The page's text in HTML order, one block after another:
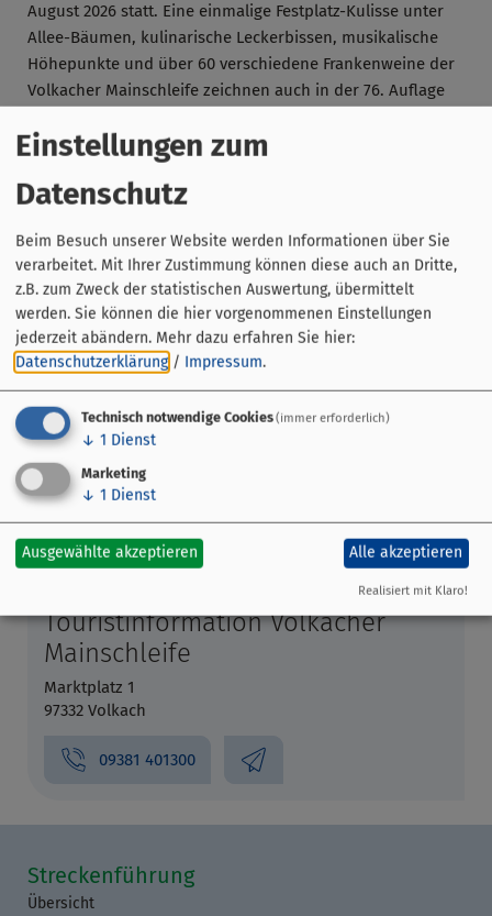
August 2026 statt. Eine einmalige Festplatz-Kulisse unter
Allee-Bäumen, kulinarische Leckerbissen, musikalische
Höhepunkte und über 60 verschiedene Frankenweine der
Volkacher Mainschleife zeichnen auch in der 76. Auflage
Veranstaltungsort
Am Bach 4
97332 Volkach
Touristinformation Volkacher
Mainschleife
Marktplatz 1
97332 Volkach
09381 401300
Streckenführung
Übersicht
Einstellungen zum
Datenschutz
Beim Besuch unserer Website werden Informationen über Sie
verarbeitet. Mit Ihrer Zustimmung können diese auch an Dritte,
z.B. zum Zweck der statistischen Auswertung, übermittelt
werden. Sie können die hier vorgenommenen Einstellungen
jederzeit abändern. Mehr dazu erfahren Sie hier:
Datenschutzerklärung / Impressum.
Technisch notwendige Cookies(immer erforderlich)
↓ 1 Dienst
Marketing
↓ 1 Dienst
Ausgewählte akzeptieren Alle akzeptieren
Realisiert mit Klaro!